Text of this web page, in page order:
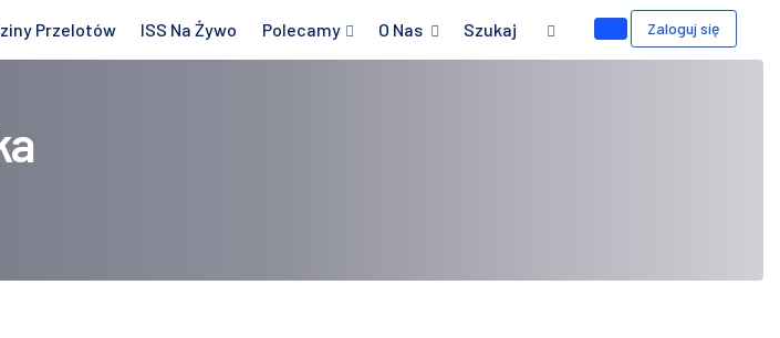
Przelotów ISS Na Żywo Polecamy O Nas Szukaj Zaloguj się